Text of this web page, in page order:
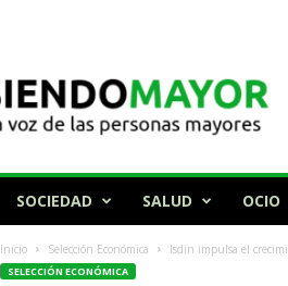
SOCIEDAD SALUD OCIO
Inicio Selección Económica Isdin impulsa el
SELECCIÓN ECONÓMICA